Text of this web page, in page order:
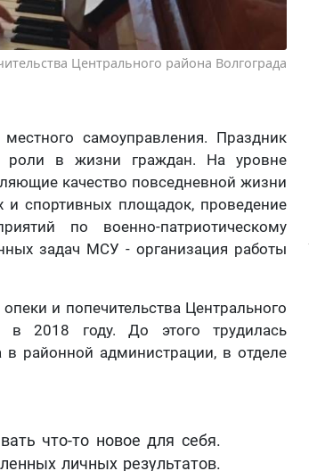
Центрального района Волгограда
самоуправления. Праздник
роли в жизни граждан. На уровне
качество повседневной жизни
и спортивных площадок, проведение
по военно-патриотическому
задач МСУ - организация работы
и попечительства Центрального
в 2018 году. До этого трудилась
районной администрации, в отделе
что-то новое для себя.
личных результатов.